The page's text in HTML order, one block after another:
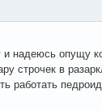
и надеюсь опущу
строчек в
работать